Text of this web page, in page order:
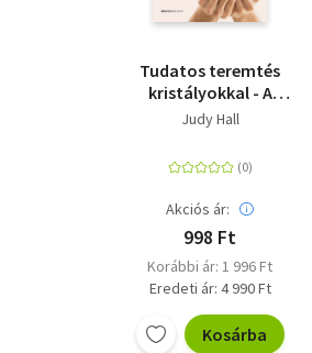
Tudatos teremtés
kristályokkal - A
bőség, a jólét és a
Judy Hall
Akciós ár:
998 Ft
Korábbi ár: 1 996 Ft
Eredeti ár: 4 990 Ft
Kosárba